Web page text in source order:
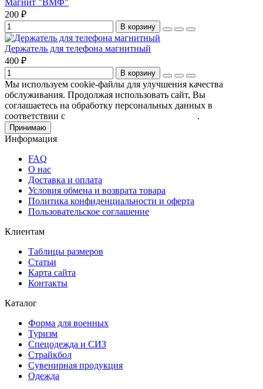
200 ₽
В корзину
Держатель для телефона магнитный
400 ₽
В корзину
Мы используем cookie-файлы для улучшения качества
обслуживания. Продолжая использовать сайт, Вы
соглашаетесь на обработку персональных данных в
соответствии с
.
Принимаю
Информация
FAQ
О нас
Доставка и оплата
Условия обмена и возврата товара
Политика конфиденциальности и оферта
Пользовательское соглашение
Клиентам
Таблицы размеров
Статьи
Карта сайта
Контакты
Каталог
Форма для военных
Туризм
Спецодежда и СИЗ
Страйкбол
Сувенирная продукция
Одежда